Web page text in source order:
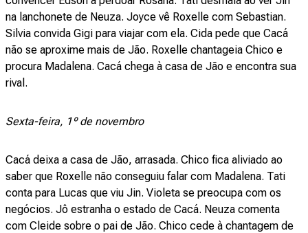
na lanchonete de Neuza. Joyce vê Roxelle com Sebastian.
Silvia convida Gigi para viajar com ela. Cida pede que Cacá
não se aproxime mais de Jão. Roxelle chantageia Chico e
procura Madalena. Cacá chega à casa de Jão e encontra sua
rival.
Sexta-feira, 1º de novembro
Cacá deixa a casa de Jão, arrasada. Chico fica aliviado ao
saber que Roxelle não conseguiu falar com Madalena. Tati
conta para Lucas que viu Jin. Violeta se preocupa com os
negócios. Jô estranha o estado de Cacá. Neuza comenta
com Cleide sobre o pai de Jão. Chico cede à chantagem de